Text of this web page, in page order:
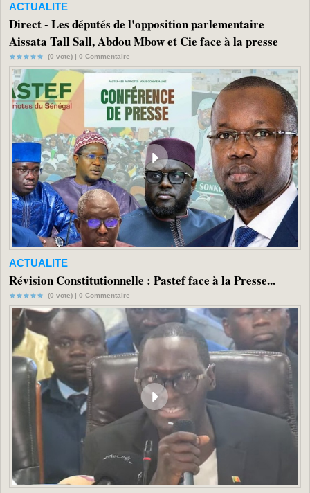
ACTUALITE
Direct - Les députés de l'opposition parlementaire
Aissata Tall Sall, Abdou Mbow et Cie face à la presse
(0 vote) | 0 Commentaire
ACTUALITE
Révision Constitutionnelle : Pastef face à la Presse...
(0 vote) | 0 Commentaire